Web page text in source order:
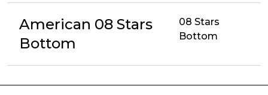
American 08 Stars
Bottom
08 Stars
Bottom